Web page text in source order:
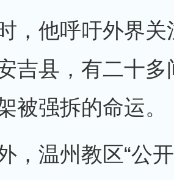
他呼吁外界关
吉县，有二十多
被强拆的命运。
温州教区“公开